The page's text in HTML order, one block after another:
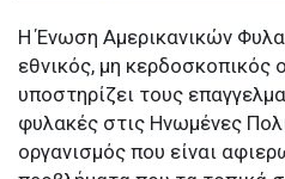
Η Ένωση Αμερικανικών
εθνικός, μη κερδοσκοπικός
υποστηρίζει τους
φυλακές στις Ηνωμένες
οργανισμός που είναι